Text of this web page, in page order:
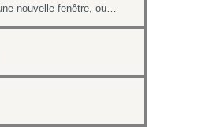
Ouvrir un lien dans une nouvelle fenêtre, ouvrir dans un nouvel onglet